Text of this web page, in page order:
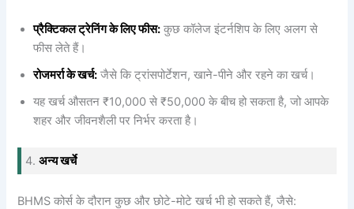
प्रैक्टिकल ट्रेनिंग के लिए फीस: कुछ कॉलेज इंटर्नशिप के लिए अलग से
फीस लेते हैं।
रोजमर्रा के खर्च: जैसे कि ट्रांसपोर्टेशन, खाने-पीने और रहने का खर्च।
यह खर्च औसतन ₹10,000 से ₹50,000 के बीच हो सकता है, जो आपके
शहर और जीवनशैली पर निर्भर करता है।
4.अन्य खर्चे
BHMS कोर्स के दौरान कुछ और छोटे-मोटे खर्च भी हो सकते हैं, जैसे: